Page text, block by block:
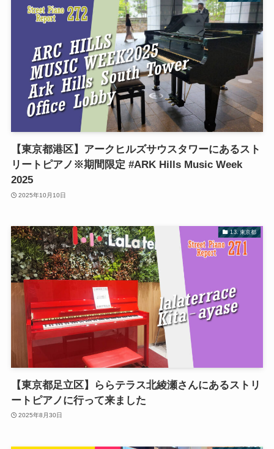
【東京都港区】アークヒルズサウスタワーにあるスト
リートピアノ※期間限定 #ARK Hills Music Week
2025
2025年10月10日
13. 東京都
【東京都足立区】ららテラス北綾瀬さんにあるストリ
ートピアノに行って来ました
2025年8月30日